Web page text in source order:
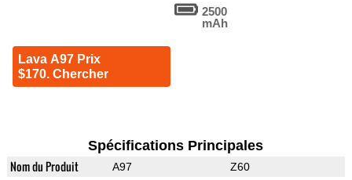
Lava A97 Prix
$170. Chercher
2500
mAh
Spécifications Principales
Nom du Produit A97 Z60